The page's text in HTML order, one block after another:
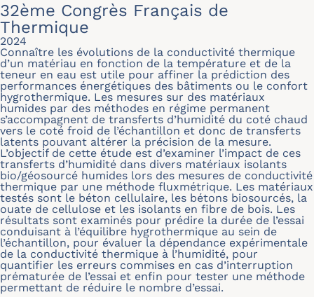
32ème Congrès Français de
Thermique
2024
Connaître les évolutions de la conductivité thermique
d’un matériau en fonction de la température et de la
teneur en eau est utile pour affiner la prédiction des
performances énergétiques des bâtiments ou le confort
hygrothermique. Les mesures sur des matériaux
humides par des méthodes en régime permanent
s’accompagnent de transferts d’humidité du coté chaud
vers le coté froid de l’échantillon et donc de transferts
latents pouvant altérer la précision de la mesure.
L’objectif de cette étude est d’examiner l’impact de ces
transferts d’humidité dans divers matériaux isolants
bio/géosourcé humides lors des mesures de conductivité
thermique par une méthode fluxmétrique. Les matériaux
testés sont le béton cellulaire, les bétons biosourcés, la
ouate de cellulose et les isolants en fibre de bois. Les
résultats sont examinés pour prédire la durée de l’essai
conduisant à l’équilibre hygrothermique au sein de
l’échantillon, pour évaluer la dépendance expérimentale
de la conductivité thermique à l’humidité, pour
quantifier les erreurs commises en cas d’interruption
prématurée de l’essai et enfin pour tester une méthode
permettant de réduire le nombre d’essai.